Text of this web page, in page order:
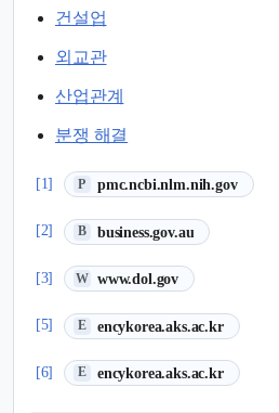
건설업
외교관
산업관계
분쟁 해결
[1] P pmc.ncbi.nlm.nih.gov
(새 탭에서 열림)
[2] B business.gov.au
(새 탭에서 열림)
[3] W www.dol.gov
(새 탭에서 열림)
[5] E encykorea.aks.ac.kr
(새 탭에서 열림)
[6] E encykorea.aks.ac.kr
(새 탭에서 열림)